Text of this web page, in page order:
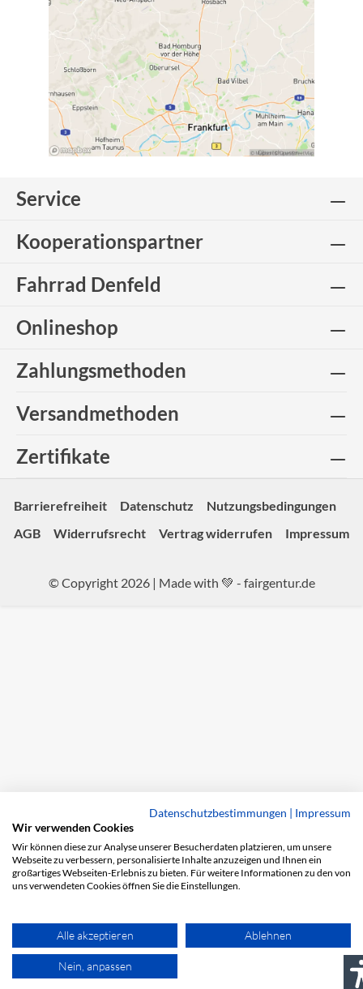
Service
Kooperationspartner
Fahrrad Denfeld
Onlineshop
Zahlungsmethoden
Versandmethoden
Zertifikate
Barrierefreiheit Datenschutz
Nutzungsbedingungen
AGB
Widerrufsrecht Vertrag widerrufen Impressum
© Copyright 2026 | Made with 💚 - fairgentur.de
Datenschutzbestimmungen | Impressum
Wir verwenden Cookies
Wir können diese zur Analyse unserer Besucherdaten platzieren, um unsere
Webseite zu verbessern, personalisierte Inhalte anzuzeigen und Ihnen ein
großartiges Webseiten-Erlebnis zu bieten. Für weitere Informationen zu den von
uns verwendeten Cookies öffnen Sie die Einstellungen.
Alle akzeptieren Ablehnen
Nein, anpassen